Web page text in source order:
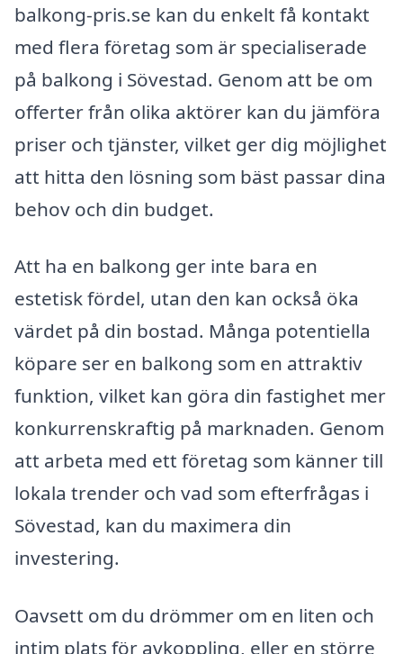
balkong-pris.se kan du enkelt få kontakt
med flera företag som är specialiserade
på balkong i Sövestad. Genom att be om
offerter från olika aktörer kan du jämföra
priser och tjänster, vilket ger dig möjlighet
att hitta den lösning som bäst passar dina
behov och din budget.
Att ha en balkong ger inte bara en
estetisk fördel, utan den kan också öka
värdet på din bostad. Många potentiella
köpare ser en balkong som en attraktiv
funktion, vilket kan göra din fastighet mer
konkurrenskraftig på marknaden. Genom
att arbeta med ett företag som känner till
lokala trender och vad som efterfrågas i
Sövestad, kan du maximera din
investering.
Oavsett om du drömmer om en liten och
intim plats för avkoppling, eller en större